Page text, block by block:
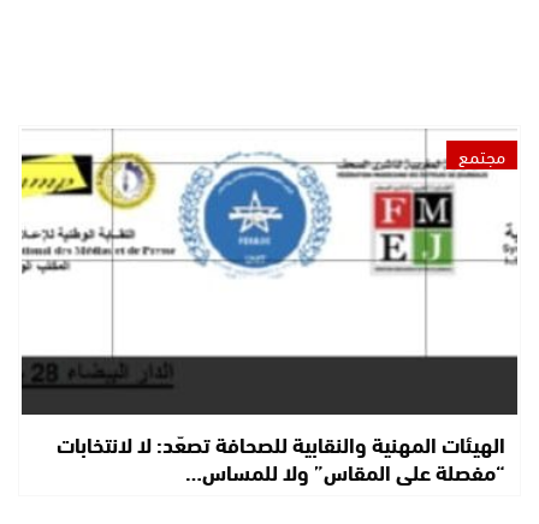
مجتمع
الهيئات المهنية والنقابية للصحافة تصعّد: لا لانتخابات
“مفصلة على المقاس” ولا للمساس…